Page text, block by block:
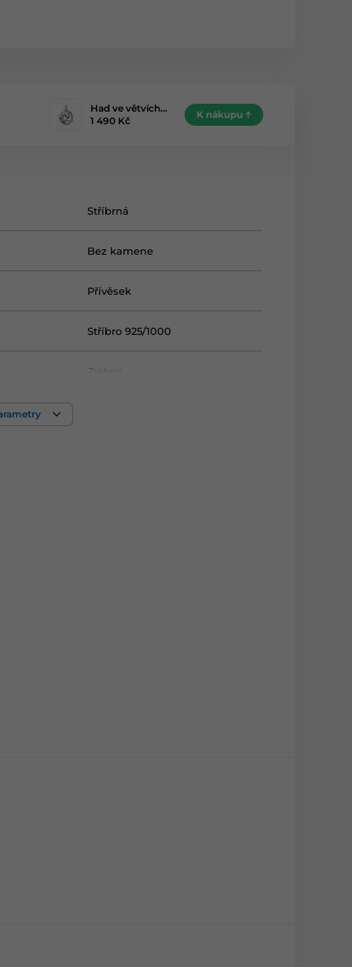
Had ve větvích…
1 490 Kč
K nákupu
Stříbrná
Bez kamene
Přívěsek
Stříbro 925/1000
Zvířecí